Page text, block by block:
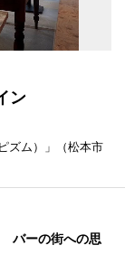
ン
ズム）」（松本市
バーの街への思